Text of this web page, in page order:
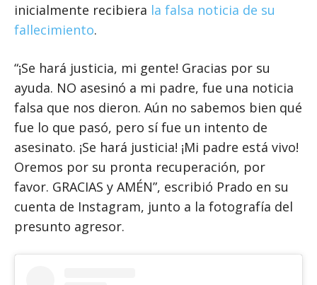
inicialmente recibiera la falsa noticia de su
fallecimiento.
“¡Se hará justicia, mi gente! Gracias por su
ayuda. NO asesinó a mi padre, fue una noticia
falsa que nos dieron. Aún no sabemos bien qué
fue lo que pasó, pero sí fue un intento de
asesinato. ¡Se hará justicia! ¡Mi padre está vivo!
Oremos por su pronta recuperación, por
favor. GRACIAS y AMÉN”, escribió Prado en su
cuenta de Instagram, junto a la fotografía del
presunto agresor.